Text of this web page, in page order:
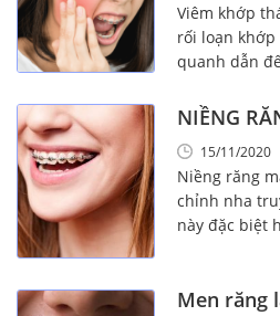
Viêm khớp
rối loạn khớp
quanh dẫn
NIỀNG
15/11/2020
Niềng răng
chỉnh nha
này đặc biệt
Men răng